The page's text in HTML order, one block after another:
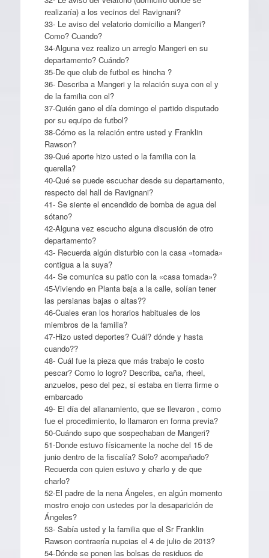
realizaría) a los vecinos del Ravignani?
33- Le aviso del velatorio domicilio a Mangeri?
Como? Cuando?
34-Alguna vez realizo un arreglo Mangeri en su
departamento? Cuándo?
35-De que club de futbol es hincha ?
36- Describa a Mangeri y la relación suya con el y
de la familia con el?
37-Quién gano el día domingo el partido disputado
por su equipo de futbol?
38-Cómo es la relación entre usted y Franklin
Rawson?
39-Qué aporte hizo usted o la familia con la
querella?
40-Qué se puede escuchar desde su departamento,
respecto del hall de Ravignani?
41- Se siente el encendido de bomba de agua del
sótano?
42-Alguna vez escucho alguna discusión de otro
departamento?
43- Recuerda algún disturbio con la casa «tomada»
contigua a la suya?
44- Se comunica su patio con la «casa tomada»?
45-Viviendo en Planta baja a la calle, solían tener
las persianas bajas o altas??
46-Cuales eran los horarios habituales de los
miembros de la familia?
47-Hizo usted deportes? Cuál? dónde y hasta
cuando??
48- Cuál fue la pieza que más trabajo le costo
pescar? Como lo logro? Describa, caña, rheel,
anzuelos, peso del pez, si estaba en tierra firme o
embarcado
49- El día del allanamiento, que se llevaron , como
fue el procedimiento, lo llamaron en forma previa?
50-Cuándo supo que sospechaban de Mangeri?
51-Donde estuvo físicamente la noche del 15 de
junio dentro de la fiscalía? Solo? acompañado?
Recuerda con quien estuvo y charlo y de que
charlo?
52-El padre de la nena Ángeles, en algún momento
mostro enojo con ustedes por la desaparición de
Ángeles?
53- Sabía usted y la familia que el Sr Franklin
Rawson contraería nupcias el 4 de julio de 2013?
54-Dónde se ponen las bolsas de residuos de